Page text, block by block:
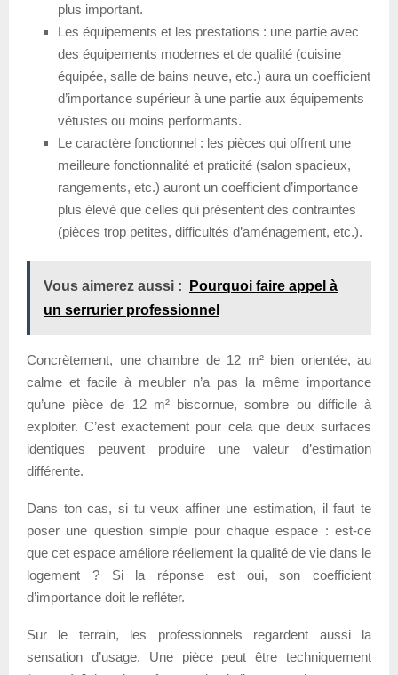
plus important.
Les équipements et les prestations : une partie avec
des équipements modernes et de qualité (cuisine
équipée, salle de bains neuve, etc.) aura un coefficient
d’importance supérieur à une partie aux équipements
vétustes ou moins performants.
Le caractère fonctionnel : les pièces qui offrent une
meilleure fonctionnalité et praticité (salon spacieux,
rangements, etc.) auront un coefficient d’importance
plus élevé que celles qui présentent des contraintes
(pièces trop petites, difficultés d’aménagement, etc.).
Vous aimerez aussi :
Pourquoi faire appel à
un serrurier professionnel
Concrètement, une chambre de 12 m² bien orientée, au
calme et facile à meubler n’a pas la même importance
qu’une pièce de 12 m² biscornue, sombre ou difficile à
exploiter. C’est exactement pour cela que deux surfaces
identiques peuvent produire une valeur d’estimation
différente.
Dans ton cas, si tu veux affiner une estimation, il faut te
poser une question simple pour chaque espace : est-ce
que cet espace améliore réellement la qualité de vie dans le
logement ? Si la réponse est oui, son coefficient
d’importance doit le refléter.
Sur le terrain, les professionnels regardent aussi la
sensation d’usage. Une pièce peut être techniquement